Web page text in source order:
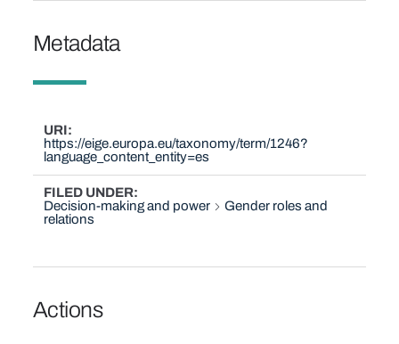
Metadata
URI
https://eige.europa.eu/taxonomy/term/1246?
language_content_entity=es
FILED UNDER
Decision-making and power
Gender roles and
relations
Actions